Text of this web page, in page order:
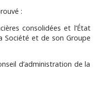
:
consolidées et l’État
Société et de son Groupe
d’administration de la